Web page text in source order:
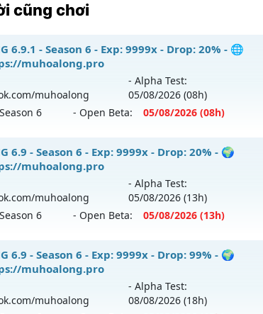
cũng chơi
6.9.1 - Season 6 - Exp: 9999x - Drop: 20% - 🌐
muhoalong.pro
muhoalong
- Alpha Test:
05/08/2026 (08h)
Season 6 - Open Beta: 05/08/2026 (08h)
6.9.1 - 🌐 Website: https://muhoalong.pro
08 2026 - Mở máy chủhttps://
20%
bản Webzen
6.9 - Season 6 - Exp: 9999x - Drop: 20% - 🌍
muhoalong.pro
muhoalong
- Alpha Test:
05/08/2026 (13h)
Season 6 - Open Beta: 05/08/2026 (13h)
6.9 - 🌍 Website: https://muhoalong.pro
08 2026 - Mở máy chủhttps://
6.9 - Season 6 - Exp: 9999x - Drop: 99% - 🌍
muhoalong.pro
muhoalong
- Alpha Test:
08/08/2026 (18h)